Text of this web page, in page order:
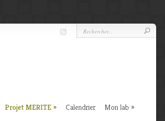
Projet MERITE Calendrier Mon lab